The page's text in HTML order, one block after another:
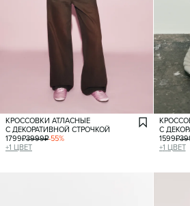
КРОССОВКИ АТЛАСНЫЕ
С ДЕКОРАТИВНОЙ СТРОЧКОЙ
1799₽3999₽-55%
+1 ЦВЕТ
С
1599₽
+1 ЦВЕТ